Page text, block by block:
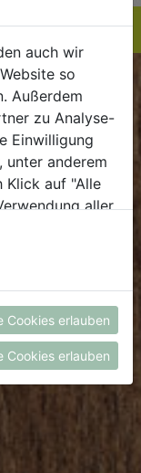
auch wir
so
Außerdem
zu Analyse-
Einwilligung
anderem
Klick auf "Alle
aller
findest du alle
du kannst
erlauben
Cookies erlauben
Cookies erlauben